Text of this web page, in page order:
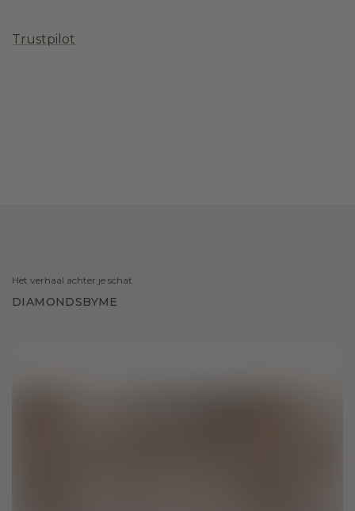
Trustpilot
Het verhaal achter je schat
DIAMONDSBYME